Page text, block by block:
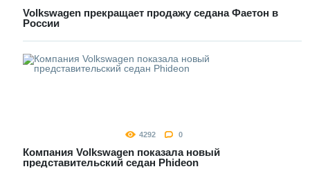
Volkswagen прекращает продажу седана Фаетон в
России
4292 0
Компания Volkswagen показала новый
представительский седан Phideon